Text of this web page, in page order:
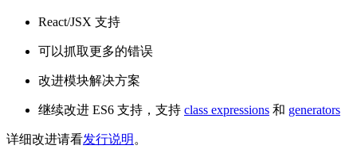
React/JSX 支持
可以抓取更多的错误
改进模块解决方案
继续改进 ES6 支持，支持 class expressions 和 generators
详细改进请看发行说明 。